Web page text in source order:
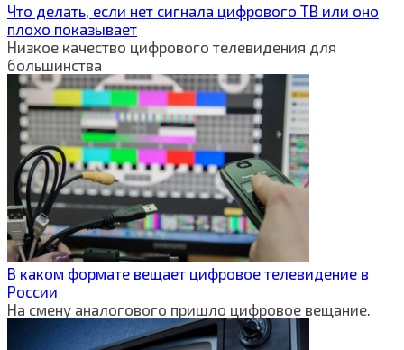
Что делать, если нет сигнала цифрового ТВ или оно
плохо показывает
Низкое качество цифрового телевидения для
большинства
В каком формате вещает цифровое телевидение в
России
На смену аналогового пришло цифровое вещание.